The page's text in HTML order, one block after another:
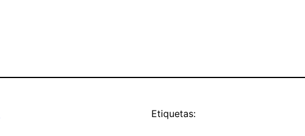
Etiquetas: